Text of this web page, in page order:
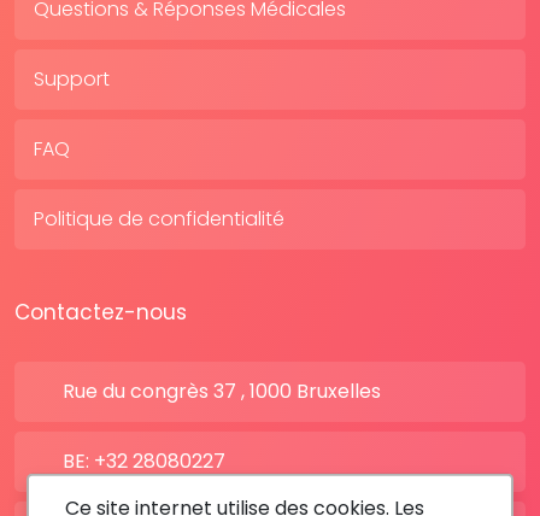
Questions & Réponses Médicales
Support
FAQ
Politique de confidentialité
Contactez-nous
Rue du congrès 37 , 1000 Bruxelles
BE: +32 28080227
Ce site internet utilise des cookies. Les